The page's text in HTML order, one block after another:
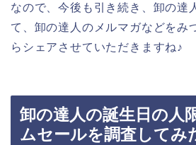
なので、今後も引き続き、卸の達
て、卸の達人のメルマガなどをみ
らシェアさせていただきますね♪
卸の達人の誕生日の人
ムセールを調査してみ